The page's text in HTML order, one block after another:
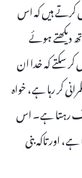
ہیں کہ اس
دیکھتے ہوئے
کر سکتے کہ خدا ان
کر رہا ہے، خواہ
رہتا ہے۔ اس
اور تاکہ بنی